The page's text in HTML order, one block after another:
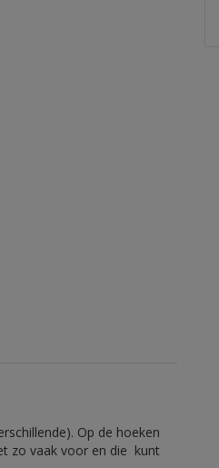
Op de hoeken
zo vaak voor en die kunt